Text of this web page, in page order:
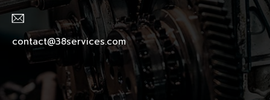
contact@38services.com